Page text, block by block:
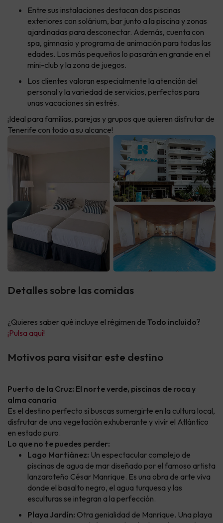
Entre sus instalaciones destacan dos piscinas
exteriores con solárium, bar junto a la piscina y zonas
ajardinadas para desconectar. Además, cuenta con
spa, gimnasio y programa de animación para todas las
edades. Los más pequeños lo pasarán en grande en el
mini-club y la zona de juegos.
Los clientes valoran especialmente la atención del
personal y la variedad de servicios, perfectos para
unas vacaciones sin estrés.
¡Ideal para familias, parejas y grupos que quieren disfrutar de
Tenerife con todo a su alcance!
Detalles sobre las comidas
¿Quieres saber qué incluye el régimen de Todo incluido?
¡Pulsa aquí!
Motivos para visitar este destino
Puerto de la Cruz: El norte verde, piscinas de roca y
alma canaria
Es el destino perfecto si buscas sumergirte en la cultura local,
disfrutar de una vegetación exhuberante y vivir el Atlántico
en estado puro.
Lo que no te puedes perder:
Lago Martiánez: Un espectacular complejo de
piscinas de agua de mar diseñado por el famoso artista
lanzaroteño César Manrique. Es una obra de arte viva
donde el basalto negro, el agua turquesa y las
esculturas se integran a la perfección.
Playa Jardín: Otra genialidad de Manrique. Una playa